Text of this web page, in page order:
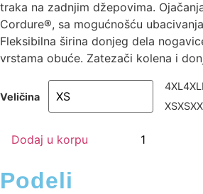
traka na zadnjim džepovima.
Cordure®, sa mogućnošću
Fleksibilna širina donjeg dela
vrstama obuće. Zatezači kolena i
Veličina
4XL 4XL L
XSXS
Dodaj u korpu
Podeli